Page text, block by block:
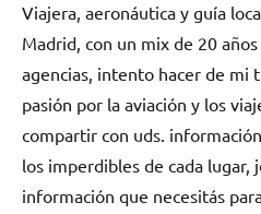
Viajera, aeronáutica y guía
Madrid, con un mix de 20
agencias, intento hacer de mi
pasión por la aviación y los
compartir con uds.
los imperdibles de cada lugar,
información que necesitás